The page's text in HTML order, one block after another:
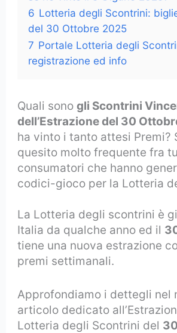
6 Lotteria degli Scontrini:
del 30 Ottobre 2025
7 Portale Lotteria degli
registrazione ed info
Quali sonogli Scontrini
dell’Estrazione del 30
ha vinto i tanto attesi Premi?
quesito molto frequente fra
consumatori che hanno
codici-gioco per la Lotteria
La Lotteria degli scontrini è
Italia da qualche anno ed il
tiene una nuova estrazione
premi settimanali.
Approfondiamo i dettegli nel
articolo dedicato
Lotteria degli Scontrini del